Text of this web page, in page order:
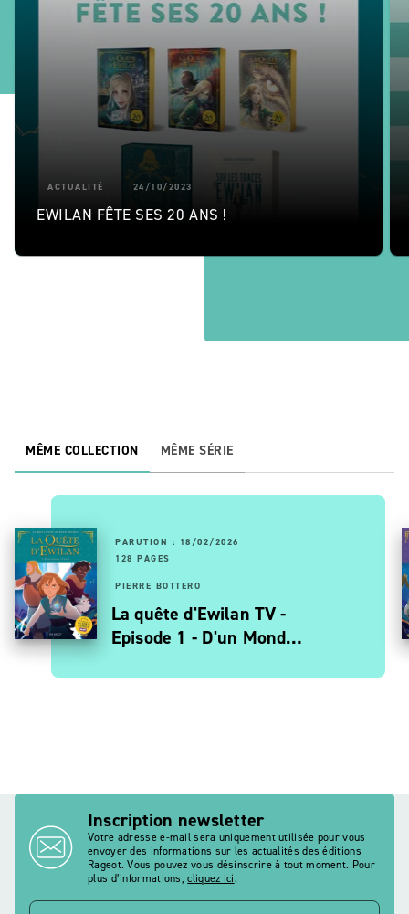
ACTUALITÉ 24/10/2023
EWILAN FÊTE SES 20 ANS !
MÊME COLLECTION MÊME SÉRIE
PARUTION : 18/02/2026
128 PAGES
PIERRE BOTTERO
La quête d'Ewilan TV -
Episode 1 - D'un Mond…
Inscription newsletter
Votre adresse e-mail sera uniquement utilisée pour vous
envoyer des informations sur les actualités des éditions
Rageot. Vous pouvez vous désinscrire à tout moment. Pour
plus d’informations,cliquez ici.